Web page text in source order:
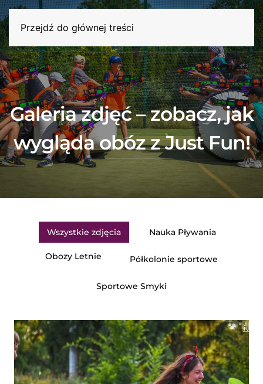
Przejdź do głównej treści
Galeria zdjęć – zobacz, jak
wygląda obóz z Just Fun!
Wszystkie zdjęcia Nauka Pływania
Obozy Letnie Półkolonie sportowe
Sportowe Smyki